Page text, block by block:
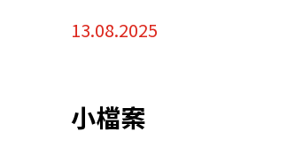
13.08.2025
小檔案